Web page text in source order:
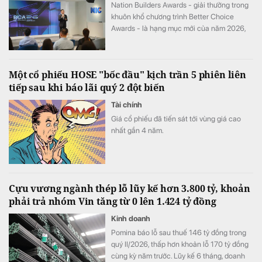
Nation Builders Awards - giải thưởng trong
khuôn khổ chương trình Better Choice
Awards - là hạng mục mới của năm 2026,
Một cổ phiếu HOSE "bốc đầu" kịch trần 5 phiên liên
tiếp sau khi báo lãi quý 2 đột biến
Tài chính
Giá cổ phiếu đã tiến sát tới vùng giá cao
nhất gần 4 năm.
Cựu vương ngành thép lỗ lũy kế hơn 3.800 tỷ, khoản
phải trả nhóm Vin tăng từ 0 lên 1.424 tỷ đồng
Kinh doanh
Pomina báo lỗ sau thuế 146 tỷ đồng trong
quý II/2026, thấp hơn khoản lỗ 170 tỷ đồng
cùng kỳ năm trước. Lũy kế 6 tháng, doanh